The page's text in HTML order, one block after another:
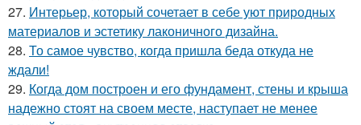
27. Интерьер, который сочетает в себе уют природных
материалов и эстетику лаконичного дизайна.
28. То самое чувство, когда пришла беда откуда не
ждали!
29. Когда дом построен и его фундамент, стены и крыша
надежно стоят на своем месте, наступает не менее